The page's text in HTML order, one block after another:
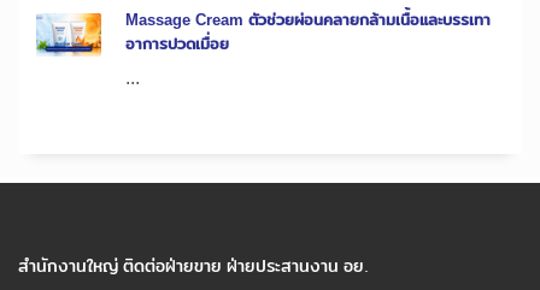
Massage Cream ตัวช่วยผ่อนคลายกล้ามเนื้อและบรรเทา
อาการปวดเมื่อย
...
สำนักงานใหญ่ ติดต่อฝ่ายขาย ฝ่ายประสานงาน อย.